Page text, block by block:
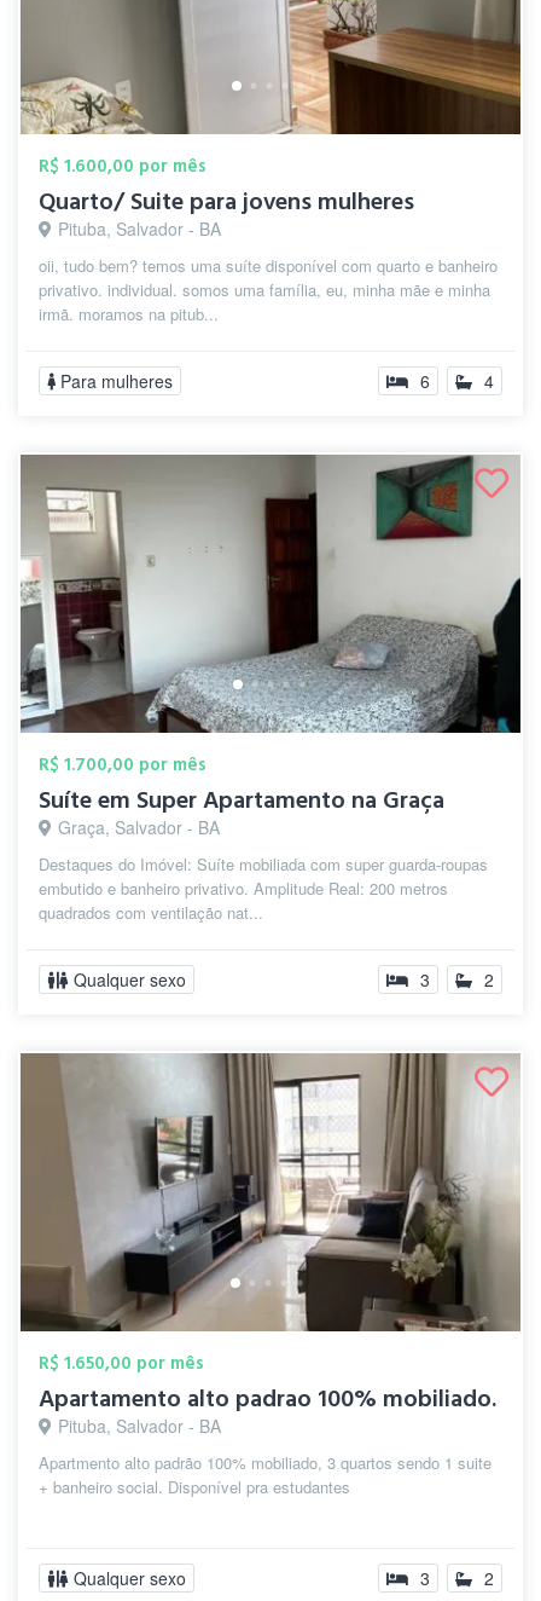
R$ 1.600,00 por mês
Quarto/ Suite para jovens mulheres
Pituba, Salvador - BA
oii, tudo bem? temos uma suíte disponível com quarto e banheiro
privativo. individual. somos uma família, eu, minha mãe e minha
irmã. moramos na pitub...
Para mulheres 6 4
R$ 1.700,00 por mês
Suíte em Super Apartamento na Graça
Graça, Salvador - BA
Destaques do Imóvel: Suíte mobiliada com super guarda-roupas
embutido e banheiro privativo. Amplitude Real: 200 metros
quadrados com ventilação nat...
Qualquer sexo 3 2
R$ 1.650,00 por mês
Apartamento alto padrao 100% mobiliado.
Pituba, Salvador - BA
Apartmento alto padrão 100% mobiliado, 3 quartos sendo 1 suite
+ banheiro social. Disponível pra estudantes
Qualquer sexo 3 2